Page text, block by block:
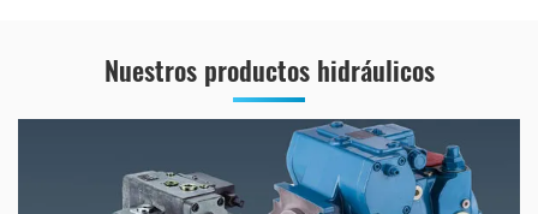
Nuestros productos hidráulicos